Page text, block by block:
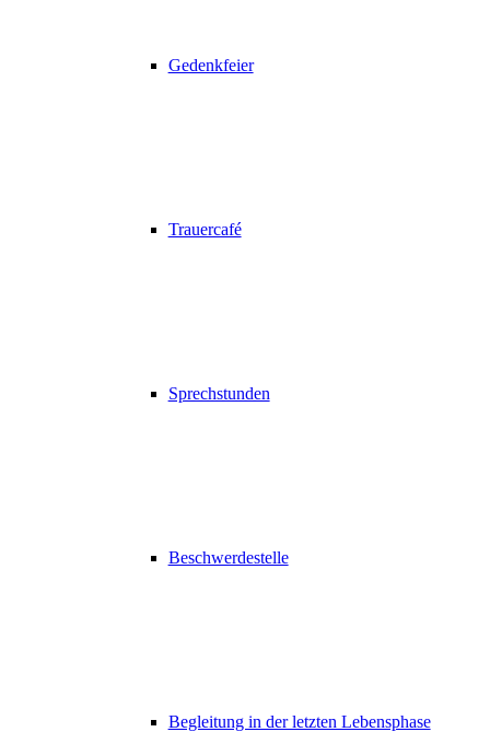
Gedenkfeier
Trauercafé
Sprechstunden
Beschwerdestelle
Begleitung in der letzten Lebensphase